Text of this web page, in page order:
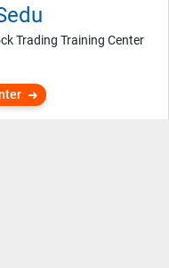
Trading Training Center